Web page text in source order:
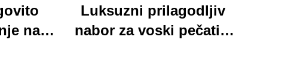
na
Luksuzni prilagodljiv
nabor za voski pečati s